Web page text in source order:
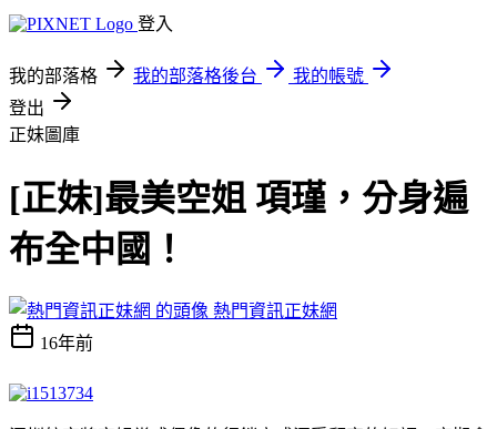
登入
我的部落格 我的部落格後台
我的帳號
登出
正妹圖庫
[正妹]最美空姐 項瑾，分身遍
布全中國！
熱門資訊正妹網
16年前